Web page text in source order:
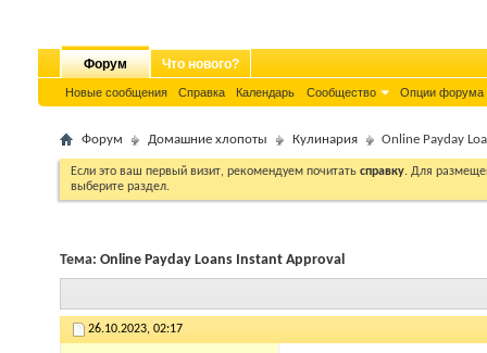
Форум
Новые сообщения Справка Календарь Сообщество Опции форума
Что нового?
Форум Домашние хлопоты Кулинария Online Payday
Если это ваш первый визит, рекомендуем почитать справку. Для
выберите раздел.
Тема: Online Payday Loans Instant Approval
26.10.2023, 02:17